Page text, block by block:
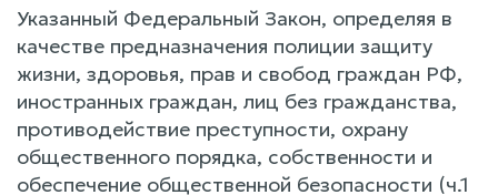
Указанный Федеральный Закон, определяя в
качестве предназначения полиции защиту
жизни, здоровья, прав и свобод граждан РФ,
иностранных граждан, лиц без гражданства,
противодействие преступности, охрану
общественного порядка, собственности и
обеспечение общественной безопасности (ч.1